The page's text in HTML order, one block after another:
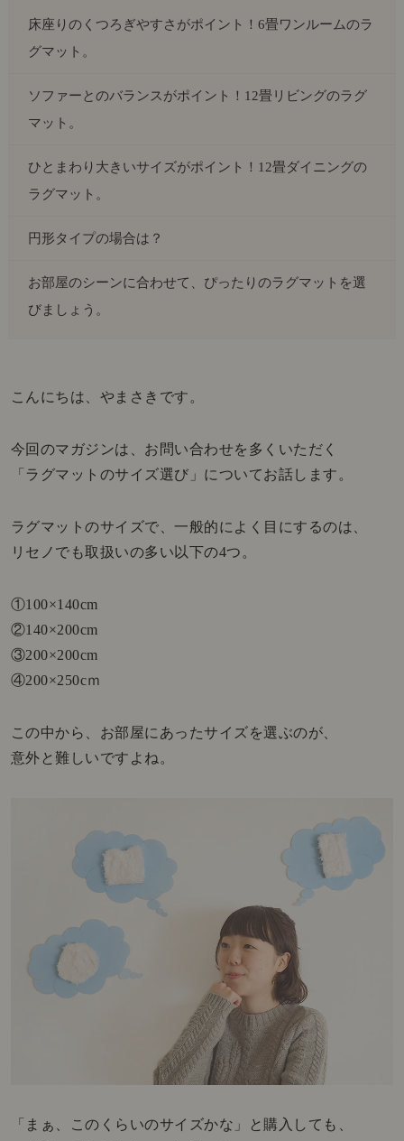
こんにちは、やまさきです。
今回のマガジンは、お問い合わせを多くいただく
「ラグマットのサイズ選び」についてお話します。
ラグマットのサイズで、一般的によく目にするのは、
リセノでも取扱いの多い以下の4つ。
①100×140cm
②140×200cm
③200×200cm
④200×250cｍ
この中から、お部屋にあったサイズを選ぶのが、
意外と難しいですよね。
「まぁ、このくらいのサイズかな」と購入しても、
床座りのくつろぎやすさがポイント！6畳ワンルームのラ
グマット。
ソファーとのバランスがポイント！12畳リビングのラグ
マット。
ひとまわり大きいサイズがポイント！12畳ダイニングの
ラグマット。
円形タイプの場合は？
お部屋のシーンに合わせて、ぴったりのラグマットを選
びましょう。